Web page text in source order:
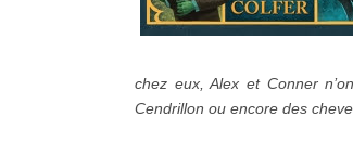
chez eux, Alex et Conner
Cendrillon ou encore des